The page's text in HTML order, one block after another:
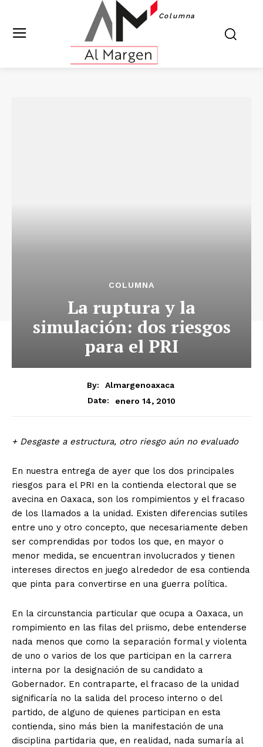
Columna
COLUMNA
La ruptura y la
simulación: dos riesgos
para el PRI
By:
Almargenoaxaca
Date:
enero 14, 2010
+ Desgaste a estructura, otro riesgo aún no evaluado
En nuestra entrega de ayer que los dos principales
riesgos para el PRI en la contienda electoral que se
avecina en Oaxaca, son los rompimientos y el fracaso
de los llamados a la unidad. Existen diferencias sutiles
entre uno y otro concepto, que necesariamente deben
ser comprendidas por todos los que, en mayor o
menor medida, se encuentran involucrados y tienen
intereses directos en juego alrededor de esa contienda
que pinta para convertirse en una guerra política.
En la circunstancia particular que ocupa a Oaxaca, un
rompimiento en las filas del priismo, debe entenderse
nada menos que como la separación formal y violenta
de uno o varios de los que participan en la carrera
interna por la designación de su candidato a
Gobernador. En contraparte, el fracaso de la unidad
significaría no la salida del proceso interno o del
partido, de alguno de quienes participan en esta
contienda, sino más bien la manifestación de una
disciplina partidaria que, en realidad, nada sumaría al